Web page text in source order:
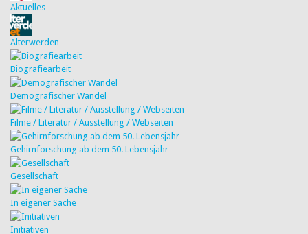
Aktuelles
Älterwerden
Biografiearbeit
Demografischer Wandel
Filme / Literatur / Ausstellung / Webseiten
Gehirnforschung ab dem 50. Lebensjahr
Gesellschaft
In eigener Sache
Initiativen